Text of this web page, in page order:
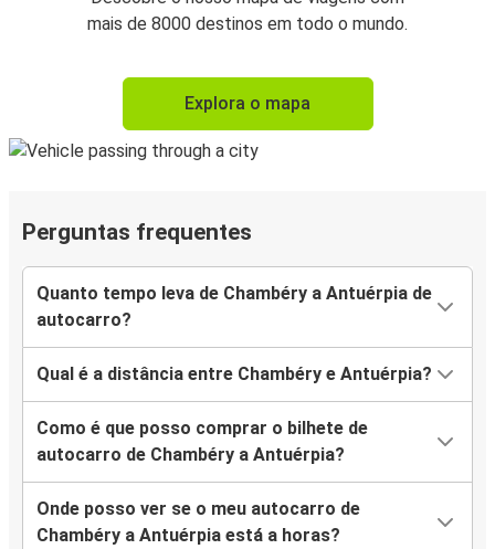
mais de 8000 destinos em todo o mundo.
Explora o mapa
Perguntas frequentes
Quanto tempo leva de Chambéry a Antuérpia de
autocarro?
Qual é a distância entre Chambéry e Antuérpia?
Como é que posso comprar o bilhete de
autocarro de Chambéry a Antuérpia?
Onde posso ver se o meu autocarro de
Chambéry a Antuérpia está a horas?